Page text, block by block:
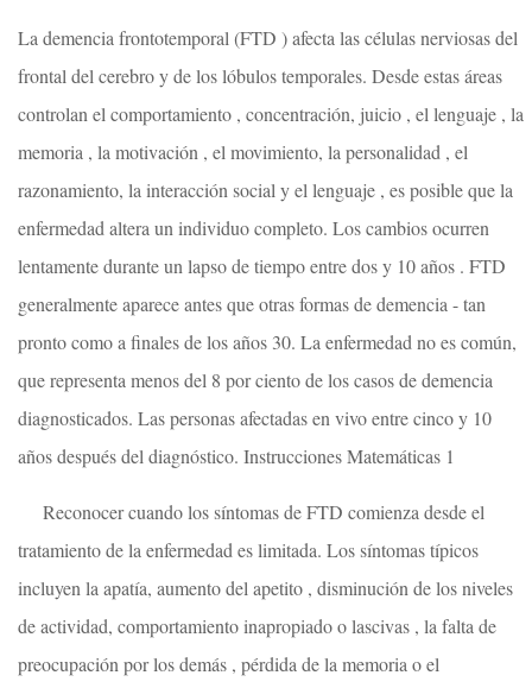
La demencia frontotemporal (FTD ) afecta las células nerviosas del
frontal del cerebro y de los lóbulos temporales. Desde estas áreas
controlan el comportamiento , concentración, juicio , el lenguaje , la
memoria , la motivación , el movimiento, la personalidad , el
razonamiento, la interacción social y el lenguaje , es posible que la
enfermedad altera un individuo completo. Los cambios ocurren
lentamente durante un lapso de tiempo entre dos y 10 años . FTD
generalmente aparece antes que otras formas de demencia - tan
pronto como a finales de los años 30. La enfermedad no es común,
que representa menos del 8 por ciento de los casos de demencia
diagnosticados. Las personas afectadas en vivo entre cinco y 10
años después del diagnóstico. Instrucciones Matemáticas 1
Reconocer cuando los síntomas de FTD comienza desde el
tratamiento de la enfermedad es limitada. Los síntomas típicos
incluyen la apatía, aumento del apetito , disminución de los niveles
de actividad, comportamiento inapropiado o lascivas , la falta de
preocupación por los demás , pérdida de la memoria o el